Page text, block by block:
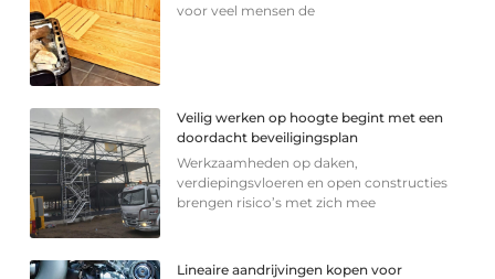
voor veel mensen de
Veilig werken op hoogte begint met een
doordacht beveiligingsplan
Werkzaamheden op daken,
verdiepingsvloeren en open constructies
brengen risico’s met zich mee
Lineaire aandrijvingen kopen voor